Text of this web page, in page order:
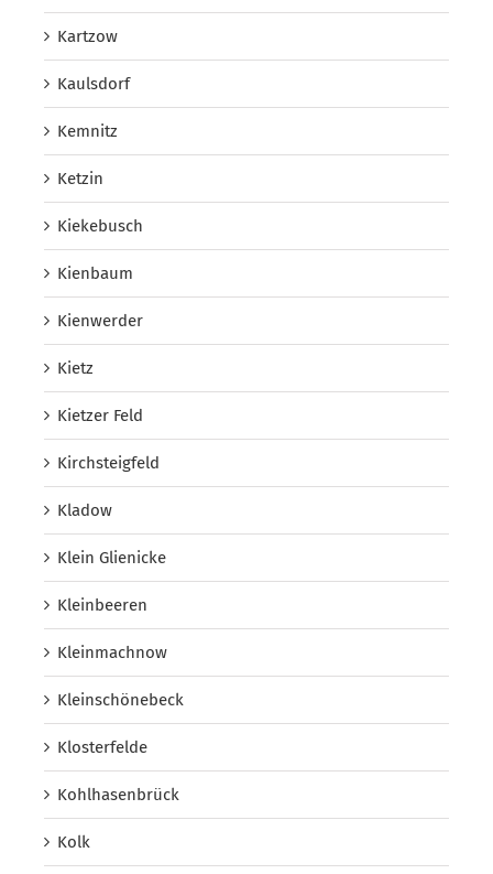
Kartzow
Kaulsdorf
Kemnitz
Ketzin
Kiekebusch
Kienbaum
Kienwerder
Kietz
Kietzer Feld
Kirchsteigfeld
Kladow
Klein Glienicke
Kleinbeeren
Kleinmachnow
Kleinschönebeck
Klosterfelde
Kohlhasenbrück
Kolk